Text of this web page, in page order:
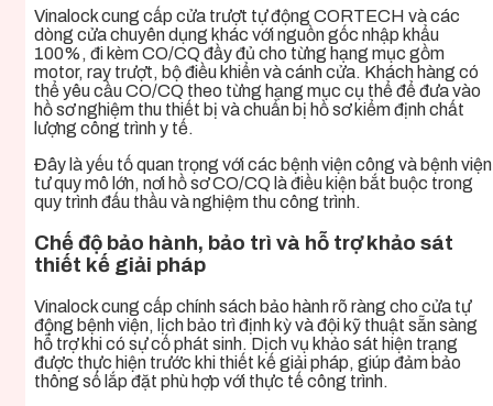
Vinalock cung cấp cửa trượt tự động CORTECH và các
dòng cửa chuyên dụng khác với nguồn gốc nhập khẩu
100%, đi kèm CO/CQ đầy đủ cho từng hạng mục gồm
motor, ray trượt, bộ điều khiển và cánh cửa. Khách hàng có
thể yêu cầu CO/CQ theo từng hạng mục cụ thể để đưa vào
hồ sơ nghiệm thu thiết bị và chuẩn bị hồ sơ kiểm định chất
lượng công trình y tế.
Đây là yếu tố quan trọng với các bệnh viện công và bệnh viện
tư quy mô lớn, nơi hồ sơ CO/CQ là điều kiện bắt buộc trong
quy trình đấu thầu và nghiệm thu công trình.
Chế độ bảo hành, bảo trì và hỗ trợ khảo sát
thiết kế giải pháp
Vinalock cung cấp chính sách bảo hành rõ ràng cho cửa tự
động bệnh viện, lịch bảo trì định kỳ và đội kỹ thuật sẵn sàng
hỗ trợ khi có sự cố phát sinh. Dịch vụ khảo sát hiện trạng
được thực hiện trước khi thiết kế giải pháp, giúp đảm bảo
thông số lắp đặt phù hợp với thực tế công trình.